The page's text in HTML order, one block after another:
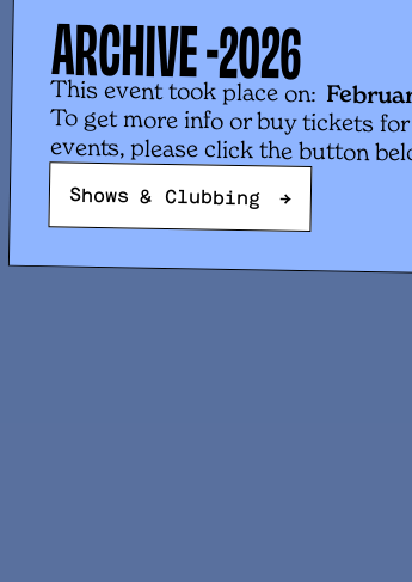
ARCHIVE -2026
This event took place on:
To get more info or buy tickets
events, please click the button
Shows & Clubbing →